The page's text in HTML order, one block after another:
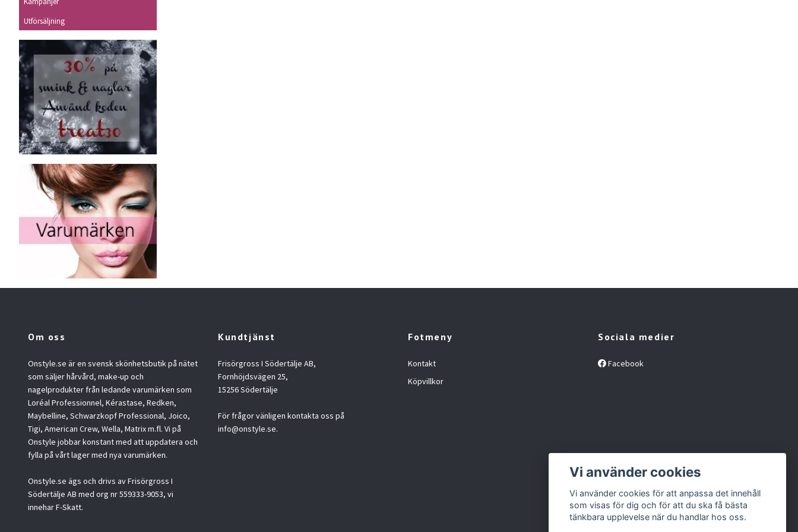
Utförsäljning
Om oss
Onstyle.se är en svensk skönhetsbutik på nätet
som säljer hårvård, make-up och
nagelprodukter från ledande varumärken som
Loréal Professionnel, Kérastase, Redken,
Maybelline, Schwarzkopf Professional, Joico,
Tigi, American Crew, Wella, Matrix m.fl. Vi på
Onstyle jobbar konstant med att uppdatera och
fylla på vårt lager med nya varumärken.
Onstyle.se ägs och drivs av Frisörgross I
Södertälje AB med org nr 559333-9053, vi
innehar F-Skatt.
Kundtjänst
Frisörgross I Södertälje AB,
Fornhöjdsvägen 25,
15256 Södertälje
För frågor vänligen kontakta oss på
info@onstyle.se.
Fotmeny
Kontakt
Köpvillkor
Sociala medier
Facebook
Vi använder cookies
Vi använder cookies för att anpassa det innehåll
som visas för dig och för att du ska få bästa
tänkbara upplevelse när du handlar hos oss.